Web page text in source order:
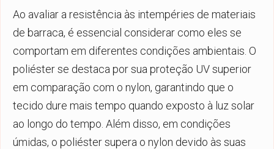
Ao avaliar a resistência às intempéries de materiais
de barraca, é essencial considerar como eles se
comportam em diferentes condições ambientais. O
poliéster se destaca por sua proteção UV superior
em comparação com o nylon, garantindo que o
tecido dure mais tempo quando exposto à luz solar
ao longo do tempo. Além disso, em condições
úmidas, o poliéster supera o nylon devido às suas